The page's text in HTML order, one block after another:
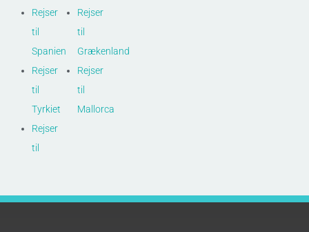
Rejser
til
Spanien
Rejser
til
Tyrkiet
Rejser
til
Rejser
til
Grækenland
Rejser
til
Mallorca